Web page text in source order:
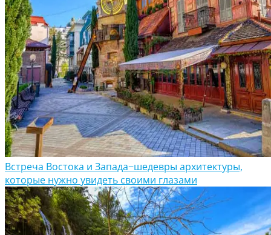
Встреча Востока и Запада−шедевры архитектуры,
которые нужно увидеть своими глазами